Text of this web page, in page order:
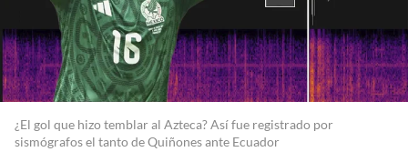
¿El gol que hizo temblar al Azteca? Así fue registrado por
sismógrafos el tanto de Quiñones ante Ecuador